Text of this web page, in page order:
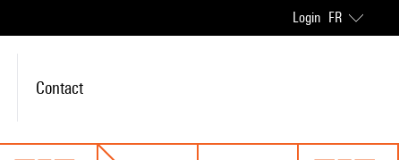
Login FR
Contact